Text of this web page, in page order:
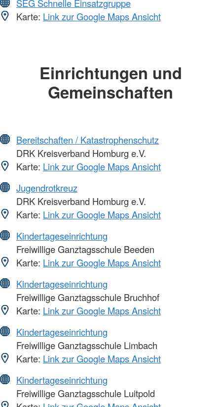
SEG Schnelle Einsatzgruppe
Karte: Link zur Google Maps Ansicht
Einrichtungen und
Gemeinschaften
Bereitschaften / Katastrophenschutz
DRK Kreisverband Homburg e.V.
Karte: Link zur Google Maps Ansicht
Jugendrotkreuz
DRK Kreisverband Homburg e.V.
Karte: Link zur Google Maps Ansicht
Kindertageseinrichtung
Freiwillige Ganztagsschule Beeden
Karte: Link zur Google Maps Ansicht
Kindertageseinrichtung
Freiwillige Ganztagsschule Bruchhof
Karte: Link zur Google Maps Ansicht
Kindertageseinrichtung
Freiwillige Ganztagsschule Limbach
Karte: Link zur Google Maps Ansicht
Kindertageseinrichtung
Freiwillige Ganztagsschule Luitpold